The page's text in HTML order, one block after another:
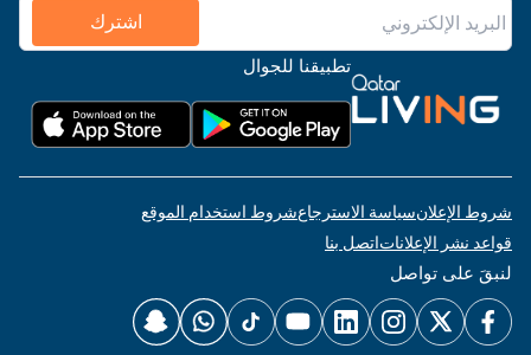
اشترك
تطبيقنا للجوال
شروط الإعلانسياسة الاسترجاعشروط استخدام الموقع
قواعد نشر الإعلاناتاتصل بنا
لنبقَ على تواصل